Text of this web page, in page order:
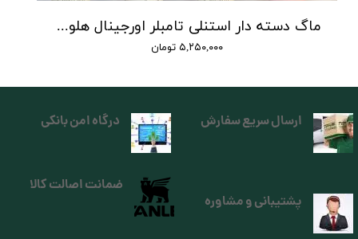
ماگ دسته دار استنلی تامبلر اورجینال هلو کیتی مدل QUENCHER H2O TUMBLER
۵,۲۵۰,۰۰۰ تومان
ارسال سریع سفارش درگاه امن بانکی
پشتیبانی و مشاوره
ضمانت اصالت کالا